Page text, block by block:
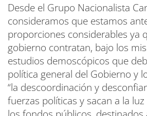
Desde el Grupo Nacionalista
consideramos que estamos
proporciones considerables ya
gobierno contratan, bajo los
estudios demoscópicos que
política general del Gobierno y
“la descoordinación y
fuerzas políticas y sacan a la